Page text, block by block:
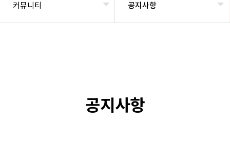
커뮤니티 공지사항
공지사항